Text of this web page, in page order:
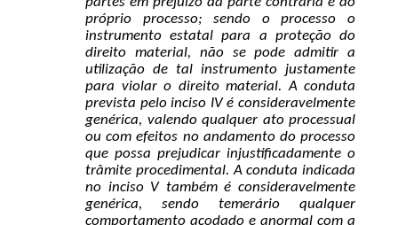
próprio processo; sendo o processo o
instrumento estatal para a proteção do
direito material, não se pode admitir a
utilização de tal instrumento justamente
para violar o direito material. A conduta
prevista pelo inciso IV é consideravelmente
genérica, valendo qualquer ato processual
ou com efeitos no andamento do processo
que possa prejudicar injustificadamente o
trâmite procedimental. A conduta indicada
no inciso V também é consideravelmente
genérica, sendo temerário qualquer
comportamento açodado e anormal com a